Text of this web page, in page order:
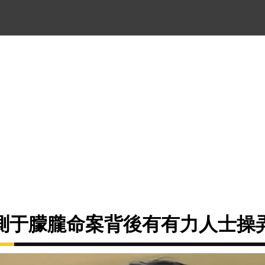
于朦朧命案背後有有力人士操